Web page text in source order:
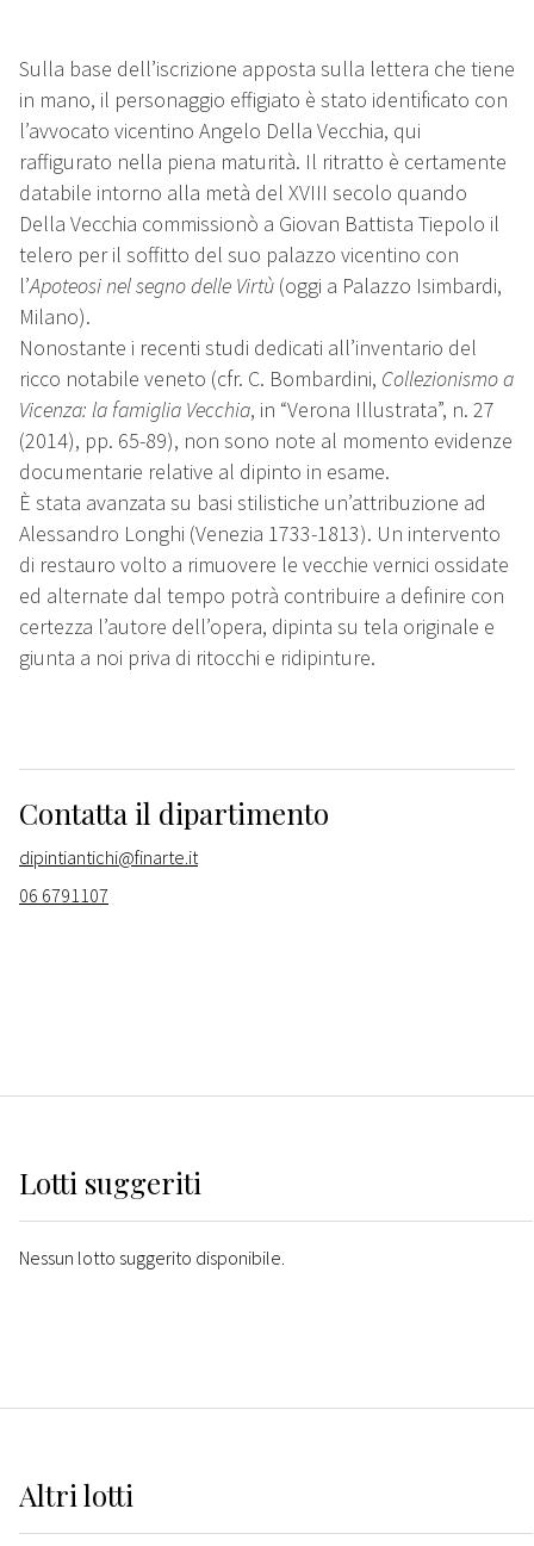
Sulla base dell’iscrizione apposta sulla lettera che tiene
in mano, il personaggio effigiato è stato identificato con
l’avvocato vicentino Angelo Della Vecchia, qui
raffigurato nella piena maturità. Il ritratto è certamente
databile intorno alla metà del XVIII secolo quando
Della Vecchia commissionò a Giovan Battista Tiepolo il
telero per il soffitto del suo palazzo vicentino con
l’Apoteosi nel segno delle Virtù (oggi a Palazzo Isimbardi,
Milano).
Nonostante i recenti studi dedicati all’inventario del
ricco notabile veneto (cfr. C. Bombardini, Collezionismo a
Vicenza: la famiglia Vecchia, in “Verona Illustrata”, n. 27
(2014), pp. 65-89), non sono note al momento evidenze
documentarie relative al dipinto in esame.
È stata avanzata su basi stilistiche un’attribuzione ad
Alessandro Longhi (Venezia 1733-1813). Un intervento
di restauro volto a rimuovere le vecchie vernici ossidate
ed alternate dal tempo potrà contribuire a definire con
certezza l’autore dell’opera, dipinta su tela originale e
giunta a noi priva di ritocchi e ridipinture.
Contatta il dipartimento
dipintiantichi@finarte.it
06 6791107
Lotti suggeriti
Nessun lotto suggerito disponibile.
Altrilotti